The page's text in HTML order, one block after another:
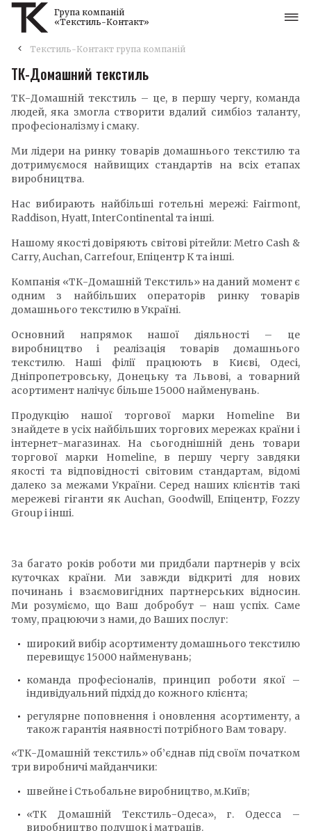
Група компаній
«Текстиль-Контакт»
Текстиль-Контакт група компаній
ТК-Домашний текстиль
ТК-Домашній текстиль – це, в першу чергу, команда
людей, яка змогла створити вдалий симбіоз таланту,
професіоналізму і смаку.
Ми лідери на ринку товарів домашнього текстилю та
дотримуємося найвищих стандартів на всіх етапах
виробництва.
Нас вибирають найбільші готельні мережі: Fairmont,
Raddison, Hyatt, InterContinental та інші.
Нашому якості довіряють світові рітейли: Metro Cash &
Carry, Auchan, Carrefour, Епіцентр К та інші.
Компанія «ТК-Домашній Текстиль» на даний момент є
одним з найбільших операторів ринку товарів
домашнього текстилю в Україні.
Основний напрямок нашої діяльності – це
виробництво і реалізація товарів домашнього
текстилю. Наші філії працюють в Києві, Одесі,
Дніпропетровську, Донецьку та Львові, а товарний
асортимент налічує більше 15000 найменувань.
Продукцію нашої торгової марки Homeline Ви
знайдете в усіх найбільших торгових мережах країни і
інтернет-магазинах. На сьогоднішній день товари
торгової марки Homeline, в першу чергу завдяки
якості та відповідності світовим стандартам, відомі
далеко за межами України. Серед наших клієнтів такі
мережеві гіганти як Auchan, Goodwill, Епіцентр, Fozzy
Group і інші.
За багато років роботи ми придбали партнерів у всіх
куточках країни. Ми завжди відкриті для нових
починань і взаємовигідних партнерських відносин.
Ми розуміємо, що Ваш добробут – наш успіх. Саме
тому, працюючи з нами, до Ваших послуг:
широкий вибір асортименту домашнього текстилю
перевищує 15000 найменувань;
команда професіоналів, принцип роботи якої –
індивідуальний підхід до кожного клієнта;
регулярне поповнення і оновлення асортименту, а
також гарантія наявності потрібного Вам товару.
«ТК-Домашній текстиль» об’єднав під своїм початком
три виробничі майданчики:
швейне і Стьобальне виробництво, м.Київ;
«ТК Домашній Текстиль-Одеса», г. Одесса –
виробництво подушок і матраців.